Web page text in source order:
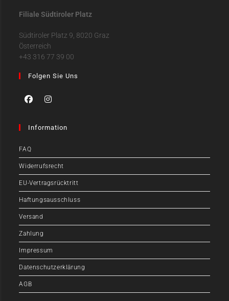
Filiale Südtiroler Platz
Südtiroler Platz 9, 8020 Graz
Österreich
+43 316 77 39 00
Folgen Sie Uns
Information
FAQ
Widerrufsrecht
EU-Vertragsrücktritt
Haftungsausschluss
Versand
Zahlung
Impressum
Datenschutzerklärung
AGB